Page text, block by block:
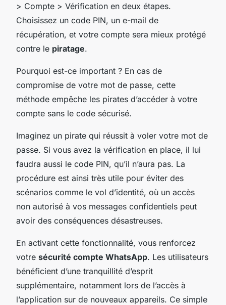
> Compte > Vérification en deux étapes.
Choisissez un code PIN, un e-mail de
récupération, et votre compte sera mieux protégé
contre le piratage.
Pourquoi est-ce important ? En cas de
compromise de votre mot de passe, cette
méthode empêche les pirates d’accéder à votre
compte sans le code sécurisé.
Imaginez un pirate qui réussit à voler votre mot de
passe. Si vous avez la vérification en place, il lui
faudra aussi le code PIN, qu’il n’aura pas. La
procédure est ainsi très utile pour éviter des
scénarios comme le vol d’identité, où un accès
non autorisé à vos messages confidentiels peut
avoir des conséquences désastreuses.
En activant cette fonctionnalité, vous renforcez
votre sécurité compte WhatsApp. Les utilisateurs
bénéficient d’une tranquillité d’esprit
supplémentaire, notamment lors de l’accès à
l’application sur de nouveaux appareils. Ce simple